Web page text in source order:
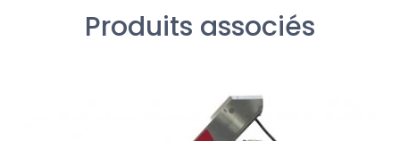
Produits associés